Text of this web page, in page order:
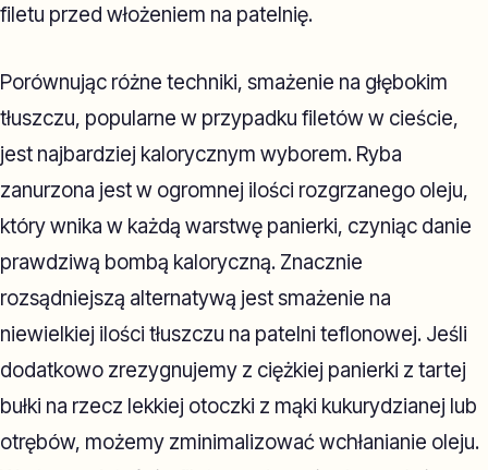
filetu przed włożeniem na patelnię.
Porównując różne techniki, smażenie na głębokim
tłuszczu, popularne w przypadku filetów w cieście,
jest najbardziej kalorycznym wyborem. Ryba
zanurzona jest w ogromnej ilości rozgrzanego oleju,
który wnika w każdą warstwę panierki, czyniąc danie
prawdziwą bombą kaloryczną. Znacznie
rozsądniejszą alternatywą jest smażenie na
niewielkiej ilości tłuszczu na patelni teflonowej. Jeśli
dodatkowo zrezygnujemy z ciężkiej panierki z tartej
bułki na rzecz lekkiej otoczki z mąki kukurydzianej lub
otrębów, możemy zminimalizować wchłanianie oleju.